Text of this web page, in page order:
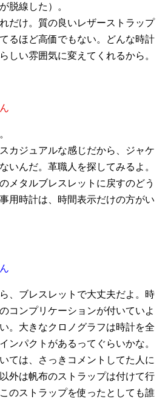
脱線した）。
だけ。質の良いレザーストラップ
るほど高価でもない。どんな時計
しい雰囲気に変えてくれるから。
カジュアルな感じだから、ジャケ
いんだ。革職人を探してみるよ。
メタルブレスレットに戻すのどう
用時計は、時間表示だけの方がい
、ブレスレットで大丈夫だよ。時
コンプリケーションが付いていよ
。大きなクロノグラフは時計を全
ンパクトがあるってぐらいかな。
ては、さっきコメントしてた人に
外は帆布のストラップは付けて行
のストラップを使ったとしても誰